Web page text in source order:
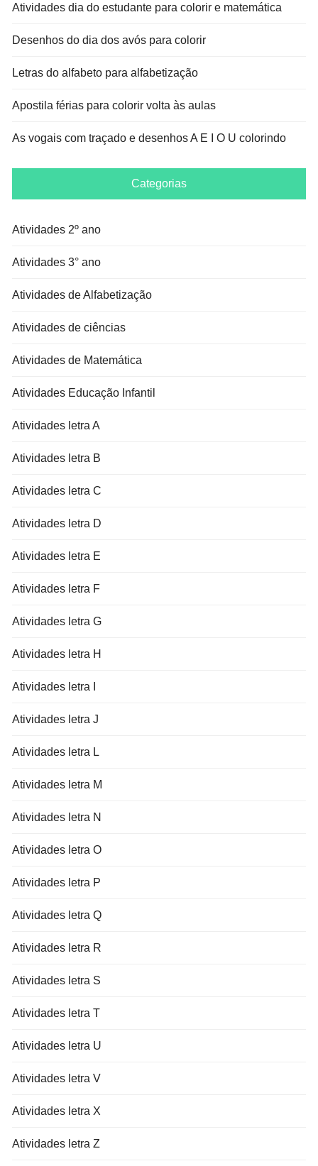
Atividades dia do estudante para colorir e matemática
Desenhos do dia dos avós para colorir
Letras do alfabeto para alfabetização
Apostila férias para colorir volta às aulas
As vogais com traçado e desenhos A E I O U colorindo
Categorias
Atividades 2º ano
Atividades 3° ano
Atividades de Alfabetização
Atividades de ciências
Atividades de Matemática
Atividades Educação Infantil
Atividades letra A
Atividades letra B
Atividades letra C
Atividades letra D
Atividades letra E
Atividades letra F
Atividades letra G
Atividades letra H
Atividades letra I
Atividades letra J
Atividades letra L
Atividades letra M
Atividades letra N
Atividades letra O
Atividades letra P
Atividades letra Q
Atividades letra R
Atividades letra S
Atividades letra T
Atividades letra U
Atividades letra V
Atividades letra X
Atividades letra Z